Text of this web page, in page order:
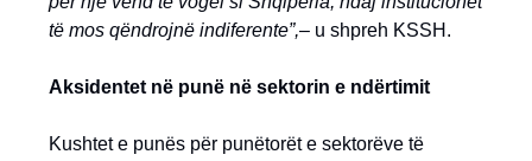
të mos qëndrojnë indiferente”,– u shpreh KSSH.
Aksidentet në punë në sektorin e ndërtimit
Kushtet e punës për punëtorët e sektorëve të